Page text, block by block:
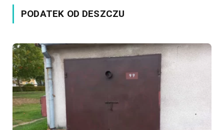
PODATEK OD DESZCZU